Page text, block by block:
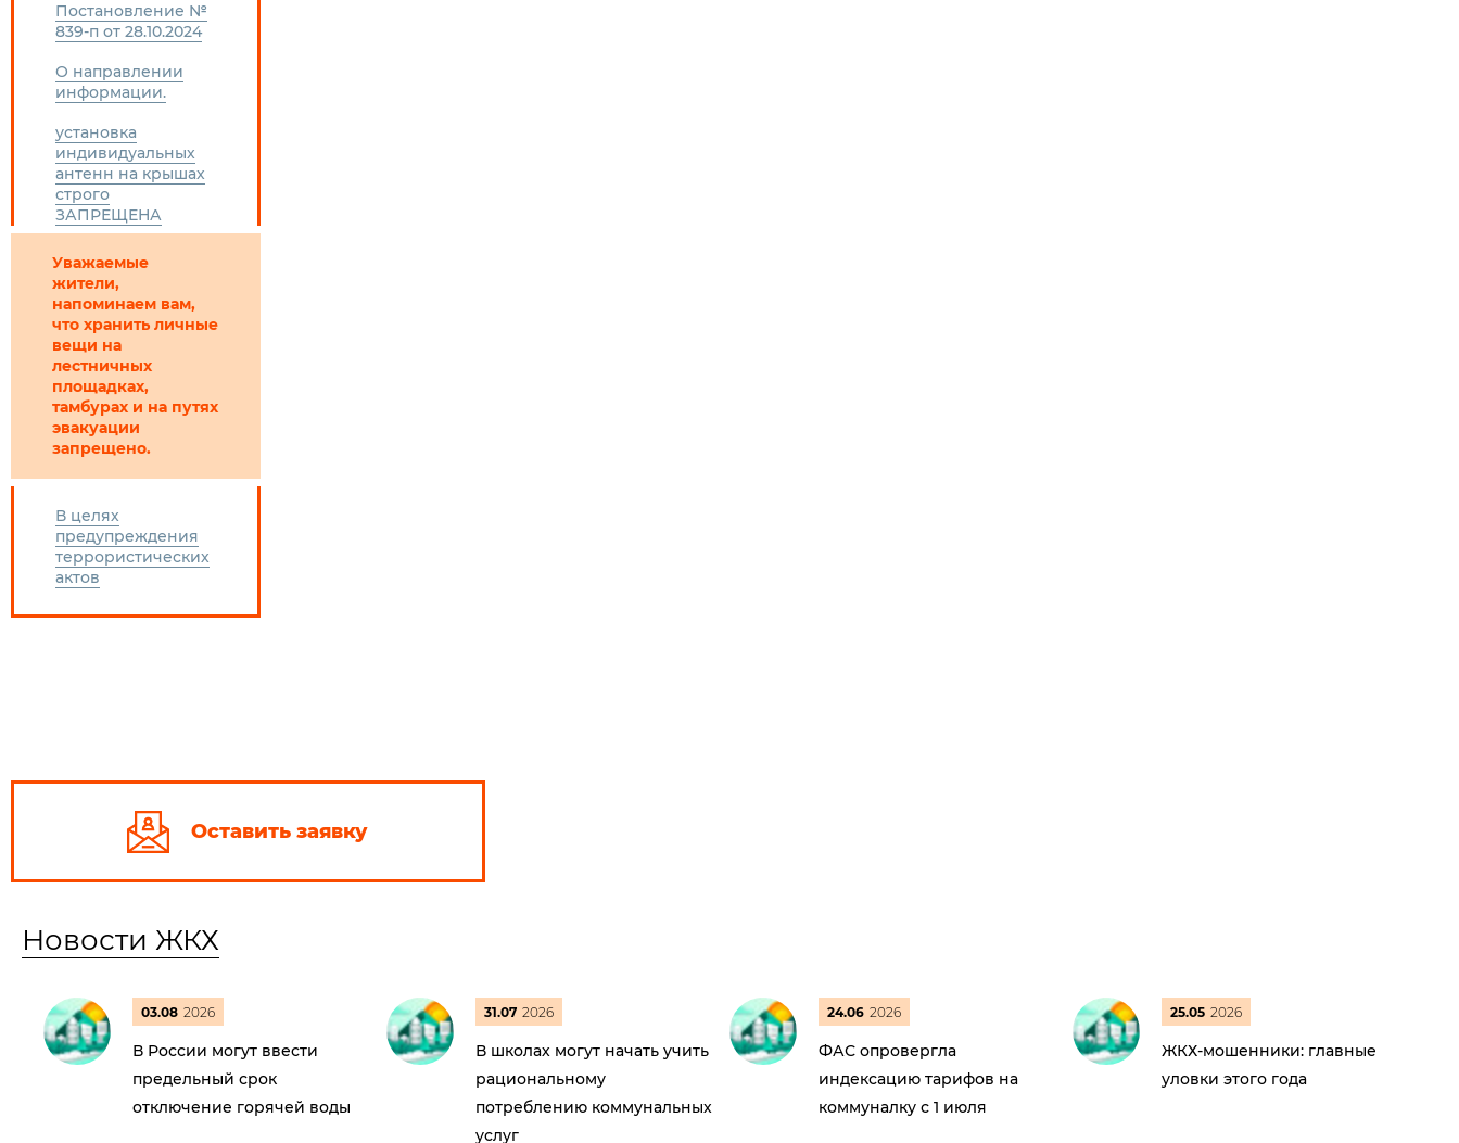
Постановление №
839-п от 28.10.2024
О направлении
информации.
установка
индивидуальных
антенн на крышах
строго
ЗАПРЕЩЕНА
Уважаемые
жители,
напоминаем вам,
что хранить личные
вещи на
лестничных
площадках,
тамбурах и на путях
эвакуации
запрещено.
В целях
предупреждения
террористических
актов
Оставить заявку
Новости ЖКХ
03.08 2026
В России могут ввести
предельный срок
отключение горячей воды
31.07 2026
В школах могут начать учить
рациональному
потреблению коммунальных
услуг
24.06 2026
ФАС опровергла
индексацию тарифов на
коммуналку с 1 июля
25.05 2026
ЖКХ-мошенники: главные
уловки этого года